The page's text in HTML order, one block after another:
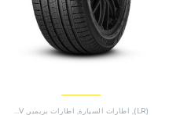
(LR)
, اطارات السيارة, اطارات بريمير ,
SUV